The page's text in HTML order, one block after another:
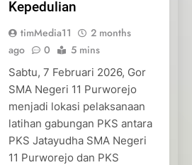
Kepedulian
timMedia11
2 months
ago
0 5 mins
Sabtu, 7 Februari 2026, Gor
SMA Negeri 11 Purworejo
menjadi lokasi pelaksanaan
latihan gabungan PKS antara
PKS Jatayudha SMA Negeri
11 Purworejo dan PKS